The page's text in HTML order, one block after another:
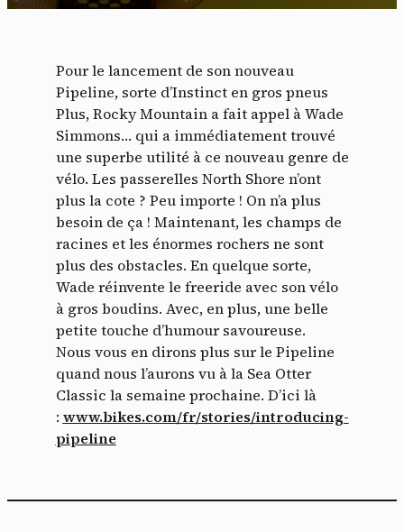
Pour le lancement de son nouveau
Pipeline, sorte d’Instinct en gros pneus
Plus, Rocky Mountain a fait appel à Wade
Simmons… qui a immédiatement trouvé
une superbe utilité à ce nouveau genre de
vélo. Les passerelles North Shore n’ont
plus la cote ? Peu importe ! On n’a plus
besoin de ça ! Maintenant, les champs de
racines et les énormes rochers ne sont
plus des obstacles. En quelque sorte,
Wade réinvente le freeride avec son vélo
à gros boudins. Avec, en plus, une belle
petite touche d’humour savoureuse.
Nous vous en dirons plus sur le Pipeline
quand nous l’aurons vu à la Sea Otter
Classic la semaine prochaine. D’ici là
: www.bikes.com/fr/stories/introducing-
pipeline